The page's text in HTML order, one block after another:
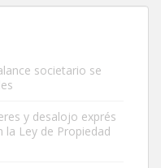
societario se
y desalojo exprés
la Ley de Propiedad